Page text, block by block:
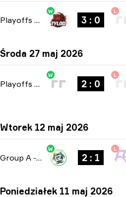
Playoffs bo5
W
3 : 0
L
Środa 27 maj 2026
Playoffs bo3
W
2 : 0
L
Wtorek 12 maj 2026
Group A - bo3
W
2 : 1
L
Poniedziałek 11 maj 2026